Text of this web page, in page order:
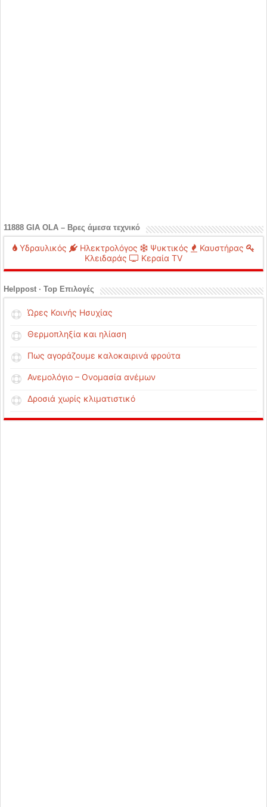
11888 GIA OLA – Βρες άμεσα τεχνικό
Υδραυλικός Ηλεκτρολόγος Ψυκτικός
Καυστήρας
Κλειδαράς
Κεραία TV
Helppost · Top Επιλογές
Ώρες Κοινής Ησυχίας
Θερμοπληξία και ηλίαση
Πως αγοράζουμε καλοκαιρινά φρούτα
Ανεμολόγιο – Ονομασία ανέμων
Δροσιά χωρίς κλιματιστικό